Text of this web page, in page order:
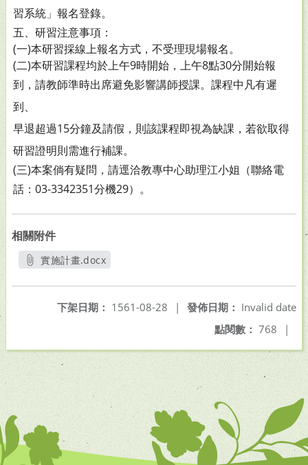
習系統」報名登錄。
五、研習注意事項：
(一)本研習採線上報名方式，不受理現場報名。
(二)本研習課程均於上午9時開始，上午8點30分開始報
到， 請教師準時出席避免影響講師授課。課程中凡有遲
到、
早退超過15分鐘及請假，則該課程即視為缺課，若欲取得
研習證明則需進行補課。
(三)本案倘有疑問，請逕洽教專中心助理江小姐（聯絡電
話：03-3342351分機29）。
相關附件
實施計畫.docx
發佈日期： Invalid date
下架日期： 1561-08-28
|
點閱數： 768 |